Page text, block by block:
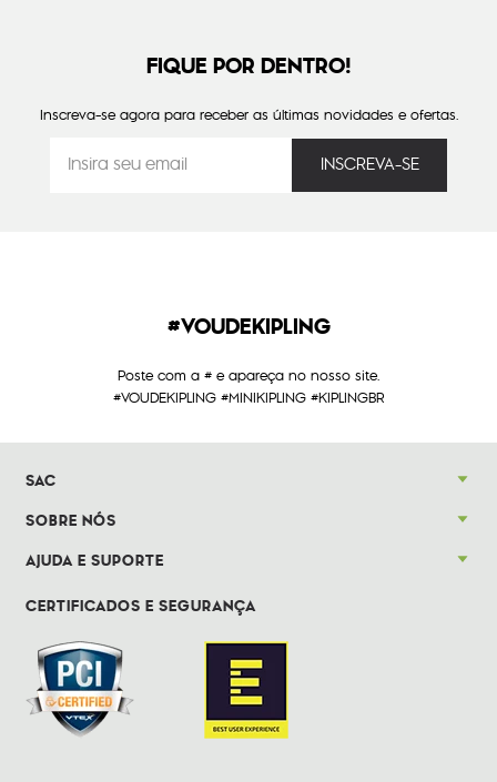
FIQUE POR DENTRO!
Inscreva-se agora para receber as últimas novidades e ofertas.
#VOUDEKIPLING
Poste com a # e apareça no nosso site.
#VOUDEKIPLING #MINIKIPLING #KIPLINGBR
SAC
SOBRE NÓS
AJUDA E SUPORTE
CERTIFICADOS E SEGURANÇA